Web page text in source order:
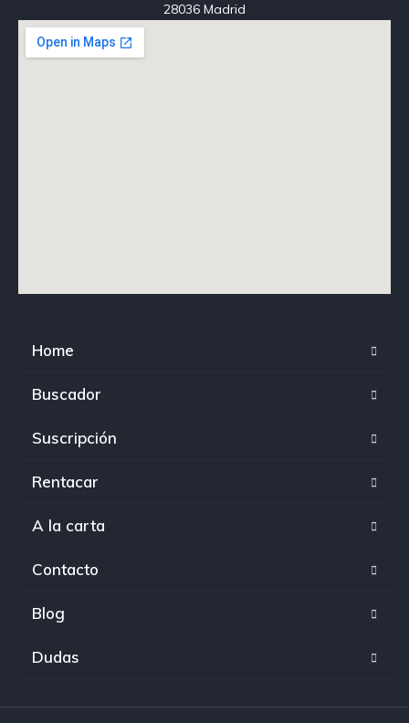
28036 Madrid
Home
Buscador
Suscripción
Rentacar
A la carta
Contacto
Blog
Dudas